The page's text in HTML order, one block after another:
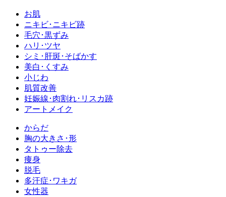
お肌
ニキビ･ニキビ跡
毛穴･黒ずみ
ハリ･ツヤ
シミ･肝斑･そばかす
美白･くすみ
小じわ
肌質改善
妊娠線･肉割れ･リスカ跡
アートメイク
からだ
胸の大きさ･形
タトゥー除去
痩身
脱毛
多汗症･ワキガ
女性器